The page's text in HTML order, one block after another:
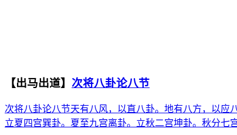
【出马出道】 次将八卦论八节
次将八卦论八节天有八风，以直八卦。地有八方，以应
立夏四宫巽卦。夏至九宫离卦。立秋二宫坤卦。秋分七